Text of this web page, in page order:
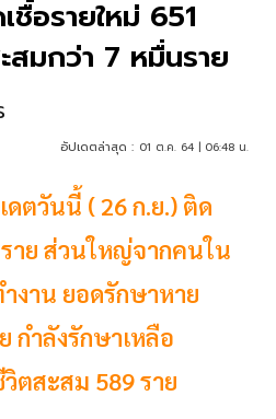
อรายใหม่ 651
สมกว่า 7 หมื่นราย
อัปเดตล่าสุด : 01 ต.ค. 64 | 06:48 น.
ตวันนี้ ( 26 ก.ย.) ติด
ราย ส่วนใหญ่จากคนใน
งาน ยอดรักษาหาย
กำลังรักษาเหลือ
วิตสะสม 589 ราย